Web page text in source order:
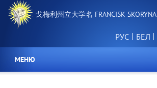
要
戈梅利州立大学名 FRANCISK SKORYNA
РУС БЕЛ
МЕНЮ